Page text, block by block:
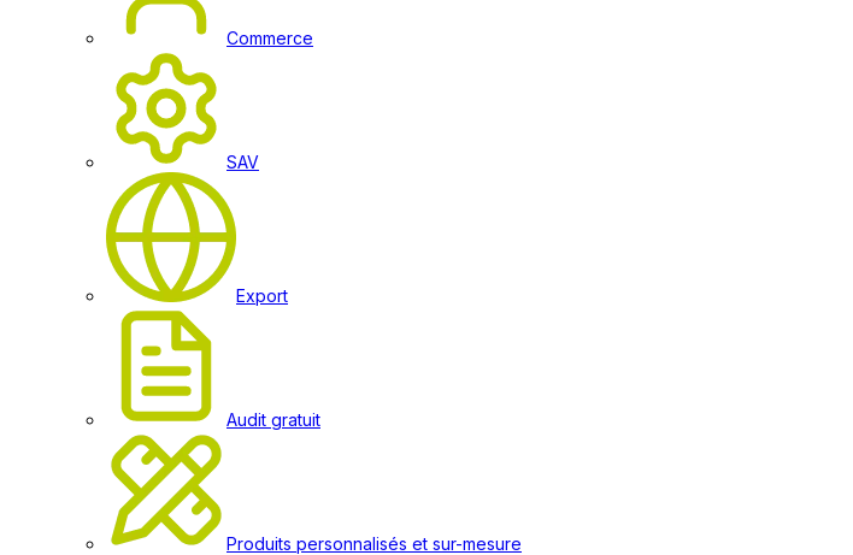
Commerce
SAV
Export
Audit gratuit
Produits personnalisés et sur-mesure